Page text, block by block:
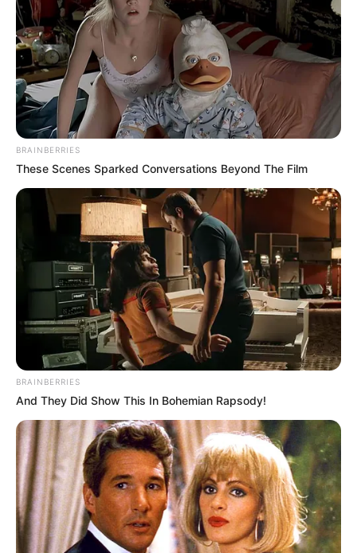
BRAINBERRIES
These Scenes Sparked Conversations Beyond The Film
BRAINBERRIES
And They Did Show This In Bohemian Rapsody!